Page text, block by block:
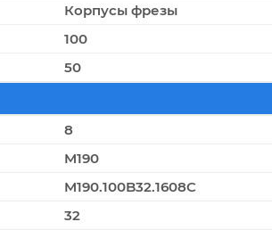
Корпусы фрезы
100
50
8
M190
M190.100B32.1608C
32